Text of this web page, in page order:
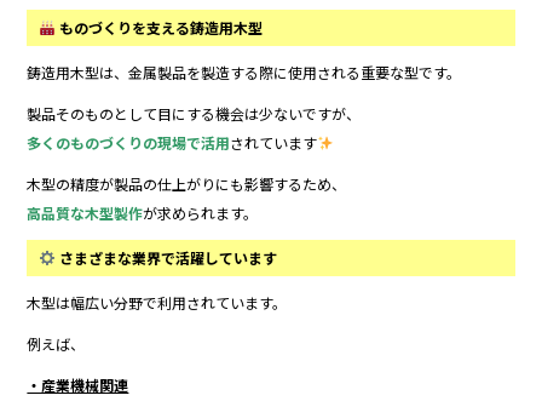
ものづくりを支える鋳造用木型
鋳造用木型は、金属製品を製造する際に使用される重要な型です。
製品そのものとして目にする機会は少ないですが、
多くのものづくりの現場で活用されています
木型の精度が製品の仕上がりにも影響するため、
高品質な木型製作が求められます。
さまざまな業界で活躍しています
木型は幅広い分野で利用されています。
例えば、
・産業機械関連